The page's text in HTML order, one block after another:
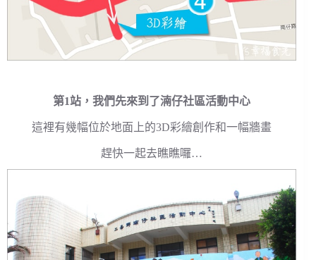
第1站，我們先來到了湳仔社區活動中心
這裡有幾幅位於地面上的3D彩繪創作和一幅牆畫
趕快一起去瞧瞧囉…